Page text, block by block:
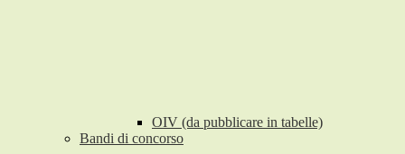
OIV (da pubblicare in tabelle)
Bandi di concorso